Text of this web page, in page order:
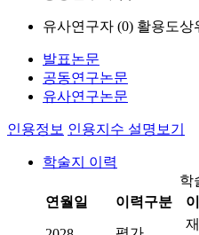
유사연구자 (0) 활용도상
발표논문
공동연구논문
유사연구논문
인용정보 인용지수 설명보기
학술지 이력
학
연월일
이력구분